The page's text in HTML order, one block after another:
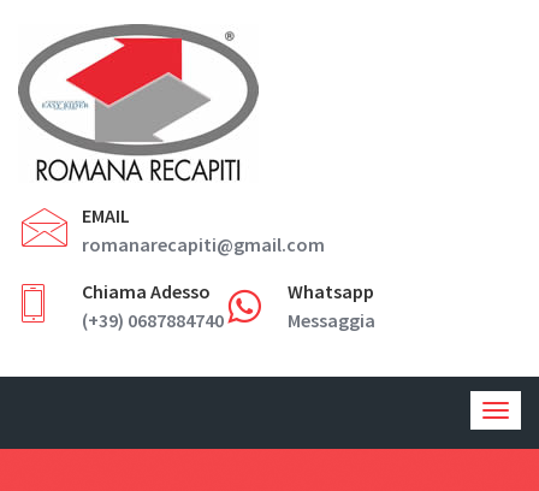
EMAIL
romanarecapiti@gmail.com
Chiama Adesso
(+39) 0687884740
Whatsapp
Messaggia